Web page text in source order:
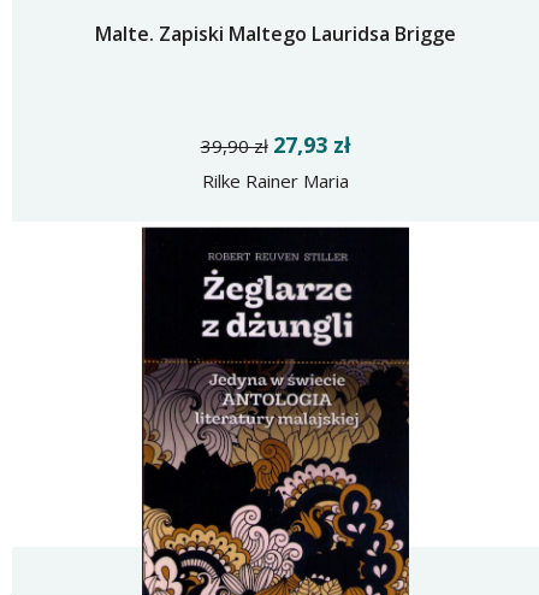
Malte. Zapiski Maltego Lauridsa Brigge
39,90 zł 27,93 zł
Rilke Rainer Maria